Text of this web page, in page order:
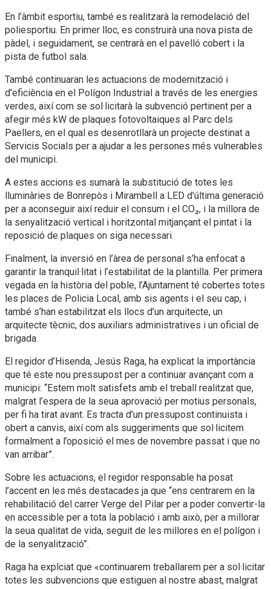
En l’àmbit esportiu, també es realitzarà la remodelació del
poliesportiu. En primer lloc, es construirà una nova pista de
pàdel, i seguidament, se centrarà en el pavelló cobert i la
pista de futbol sala.
També continuaran les actuacions de modernització i
d’eficiència en el Polígon Industrial a través de les energies
verdes, així com se sol·licitarà la subvenció pertinent per a
afegir més kW de plaques fotovoltaiques al Parc dels
Paellers, en el qual es desenrotllarà un projecte destinat a
Servicis Socials per a ajudar a les persones més vulnerables
del municipi.
A estes accions es sumarà la substitució de totes les
lluminàries de Bonrepòs i Mirambell a LED d’última generació
per a aconseguir així reduir el consum i el CO₂, i la millora de
la senyalització vertical i horitzontal mitjançant el pintat i la
reposició de plaques on siga necessari.
Finalment, la inversió en l’àrea de personal s’ha enfocat a
garantir la tranquil·litat i l’estabilitat de la plantilla. Per primera
vegada en la història del poble, l’Ajuntament té cobertes totes
les places de Policia Local, amb sis agents i el seu cap, i
també s’han estabilitzat els llocs d’un arquitecte, un
arquitecte tècnic, dos auxiliars administratives i un oficial de
brigada.
El regidor d’Hisenda, Jesús Raga, ha explicat la importància
que té este nou pressupost per a continuar avançant com a
municipi: “Estem molt satisfets amb el treball realitzat que,
malgrat l’espera de la seua aprovació per motius personals,
per fi ha tirat avant. Es tracta d’un pressupost continuista i
obert a canvis, així com als suggeriments que sol·licitem
formalment a l’oposició el mes de novembre passat i que no
van arribar”.
Sobre les actuacions, el regidor responsable ha posat
l’accent en les més destacades ja que “ens centrarem en la
rehabilitació del carrer Verge del Pilar per a poder convertir-la
en accessible per a tota la població i amb això, per a millorar
la seua qualitat de vida, seguit de les millores en el polígon i
de la senyalització”.
Raga ha explciat que «continuarem treballarem per a sol·licitar
totes les subvencions que estiguen al nostre abast, malgrat